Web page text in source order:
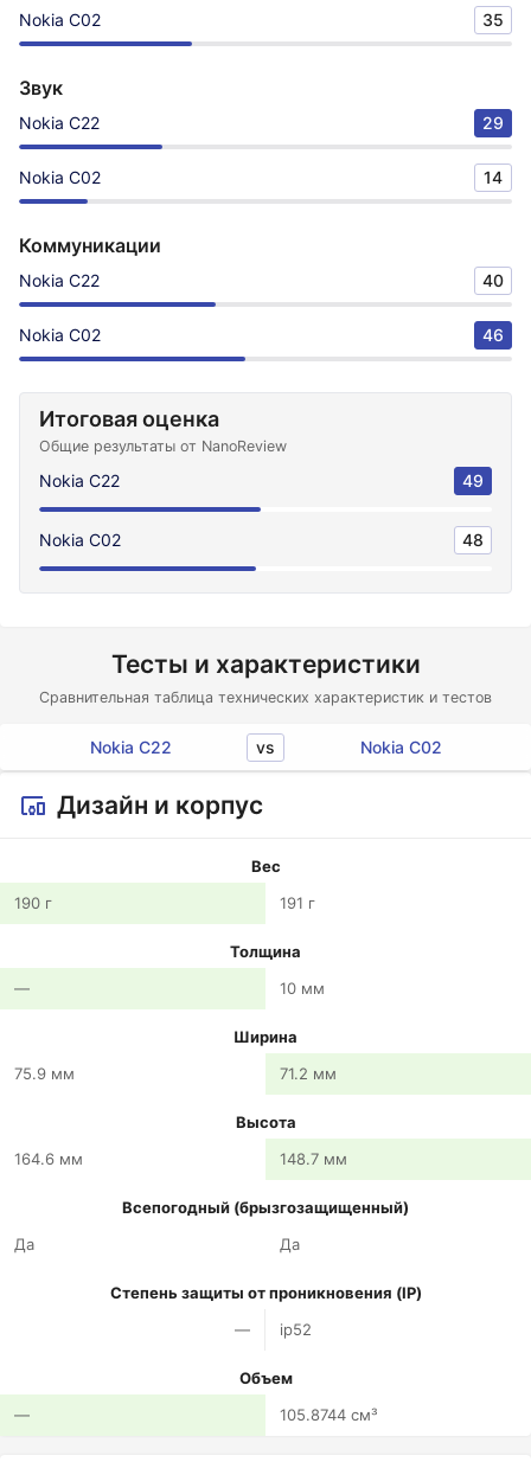
Nokia C02 35
Звук
Nokia C22 29
Nokia C02 14
Коммуникации
Nokia C22 40
Nokia C02 46
Итоговая оценка
Общие результаты от NanoReview
Nokia C22 49
Nokia C02 48
Тесты и характеристики
Сравнительная таблица технических характеристик и тестов
Nokia C22 vs Nokia C02
Дизайн и корпус
Вес
190 г
191 г
Толщина
—
10 мм
Ширина
75.9 мм
71.2 мм
Высота
164.6 мм
148.7 мм
Всепогодный (брызгозащищенный)
Да
Да
Степень защиты от проникновения (IP)
—
ip52
Объем
—
105.8744 см³